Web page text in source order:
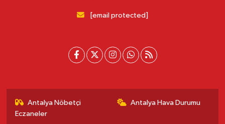
[email protected]
Antalya Nöbetçi
Eczaneler
Antalya Hava Durumu